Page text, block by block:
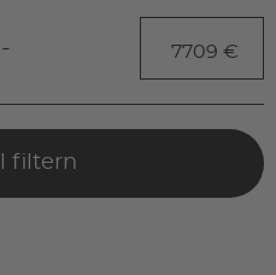
-
filtern